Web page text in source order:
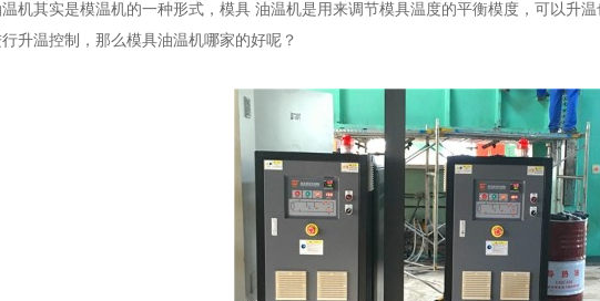
机其实是模温机的一种形式，模具 油温机是用来调节模具温度的平衡模度，可以升
升温控制，那么模具油温机哪家的好呢？